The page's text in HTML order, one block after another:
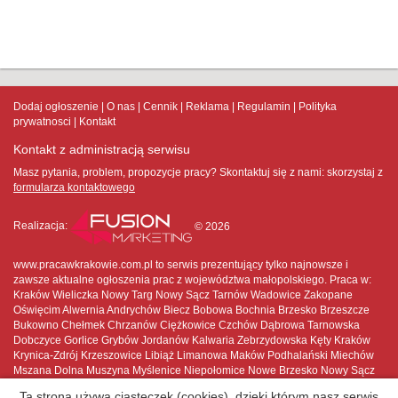
Dodaj ogłoszenie O nas Cennik Reklama Regulamin
Polityka
prywatnosci
Kontakt
Kontakt z administracją serwisu
Masz pytania, problem, propozycje pracy? Skontaktuj się z nami: skorzystaj z
formularza kontaktowego
Realizacja: © 2026
www.pracawkrakowie.com.pl to serwis prezentujący tylko najnowsze i
zawsze aktualne ogłoszenia prac z województwa małopolskiego. Praca w:
Kraków Wieliczka Nowy Targ Nowy Sącz Tarnów Wadowice Zakopane
Oświęcim Alwernia Andrychów Biecz Bobowa Bochnia Brzesko Brzeszcze
Bukowno Chełmek Chrzanów Ciężkowice Czchów Dąbrowa Tarnowska
Dobczyce Gorlice Grybów Jordanów Kalwaria Zebrzydowska Kęty Kraków
Krynica-Zdrój Krzeszowice Libiąż Limanowa Maków Podhalański Miechów
Mszana Dolna Muszyna Myślenice Niepołomice Nowe Brzesko Nowy Sącz